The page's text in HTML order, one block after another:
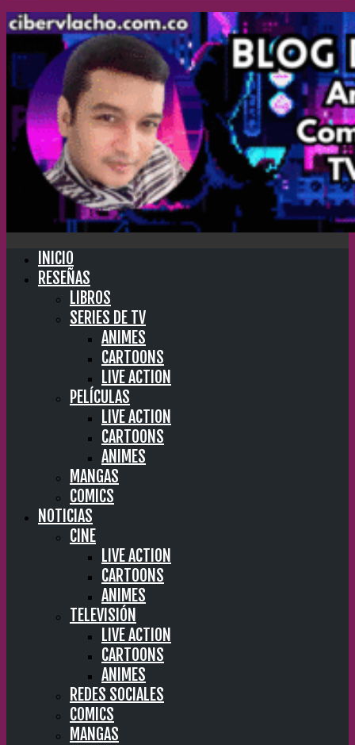
INICIO
RESEÑAS
LIBROS
SERIES DE TV
ANIMES
CARTOONS
LIVE ACTION
PELÍCULAS
LIVE ACTION
CARTOONS
ANIMES
MANGAS
COMICS
NOTICIAS
CINE
LIVE ACTION
CARTOONS
ANIMES
TELEVISIÓN
LIVE ACTION
CARTOONS
ANIMES
REDES SOCIALES
COMICS
MANGAS